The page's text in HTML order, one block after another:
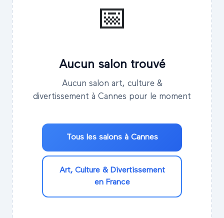
📅
Aucun salon trouvé
Aucun salon art, culture &
divertissement à Cannes pour le moment
Tous les salons à Cannes
Art, Culture & Divertissement
en France